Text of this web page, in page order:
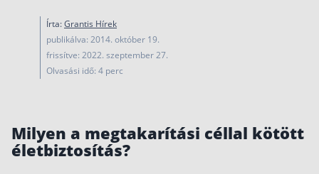
Nyugdíjbiztosítás
Nyugdíjbiztosítás vagy NYESZ? Melyik a jobb?
Önkéntes nyugdíjpénztár vagy
Nyugdíjbiztosítás adókedvezmény és adójóváírás
Írta:Grantis Hírek
publikálva: 2014. október 19.
frissítve: 2022. szeptember 27.
Olvasási idő: 4 perc
Milyen a megtakarítási céllal kötött
életbiztosítás?